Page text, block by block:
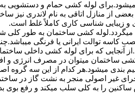
لوله کشی حمام و دستشویی
از منازل اتاقی به نام لاندری
و زیبایی شناسی کاری کاملاً غلط است.
کشی ساختمان به طور کلی
توالت ایرانی یا فرنگی
ساختمان میتوان در مصرف انرژی و
میشود.هر کدام از این سه گروه
غیر اصولی منجر به نشت گاز در
ساکنین را به کلی سلب میکند و